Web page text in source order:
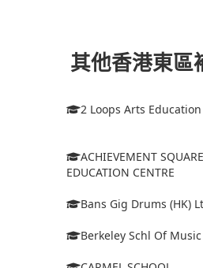
其他香港東區
2 Loops Arts
ACHIEVEMENT SQUARE
EDUCATION CENTRE
Bans Gig Drums (HK)
Berkeley Schl Of